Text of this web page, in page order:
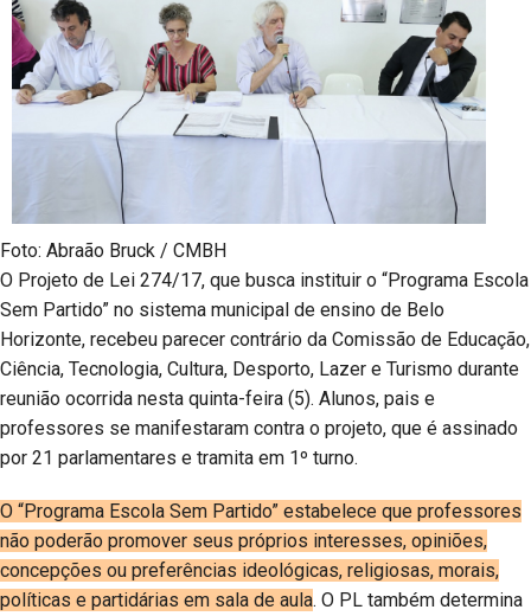
Foto: Abraão Bruck / CMBH
O Projeto de Lei 274/17, que busca instituir o “Programa Escola
Sem Partido” no sistema municipal de ensino de Belo
Horizonte, recebeu parecer contrário da Comissão de Educação,
Ciência, Tecnologia, Cultura, Desporto, Lazer e Turismo durante
reunião ocorrida nesta quinta-feira (5). Alunos, pais e
professores se manifestaram contra o projeto, que é assinado
por 21 parlamentares e tramita em 1º turno.
O “Programa Escola Sem Partido” estabelece que professores
não poderão promover seus próprios interesses, opiniões,
concepções ou preferências ideológicas, religiosas, morais,
políticas e partidárias em sala de aula. O PL também determina